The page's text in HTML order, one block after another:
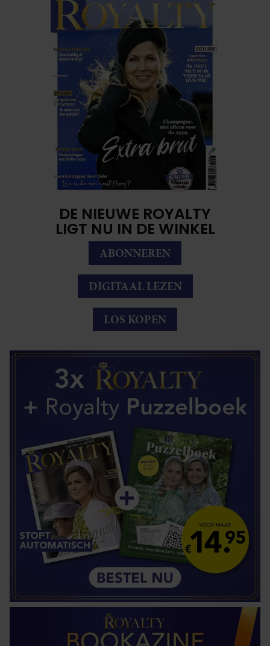
DE NIEUWE ROYALTY
LIGT NU IN DE WINKEL
ABONNEREN
DIGITAAL LEZEN
LOS KOPEN